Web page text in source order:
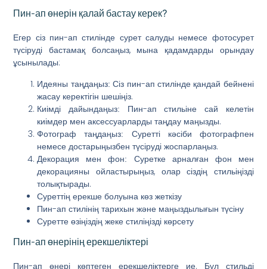
Пин-ап өнерін қалай бастау керек?
Егер сіз пин-ап стилінде сурет салуды немесе фотосурет
түсіруді бастамақ болсаңыз, мына қадамдарды орындау
ұсынылады:
Идеяны таңдаңыз: Сіз пин-ап стилінде қандай бейнені
жасау керектігін шешіңіз.
Киімді дайындаңыз:
Пин-ап стильіне сай келетін
киімдер мен аксессуарларды таңдау маңызды.
Фотограф таңдаңыз:
Суретті кәсіби фотографпен
немесе достарыңызбен түсіруді жоспарлаңыз.
Декорация мен фон:
Суретке арналған фон мен
декорацияны ойластырыңыз, олар сіздің стильіңізді
толықтырады.
Суреттің ерекше болуына көз жеткізу
Пин-ап стилінің тарихын және маңыздылығын түсіну
Суретте өзіңіздің жеке стиліңізді көрсету
Пин-ап өнерінің ерекшеліктері
Пин-ап өнері көптеген ерекшеліктерге ие. Бұл стильді